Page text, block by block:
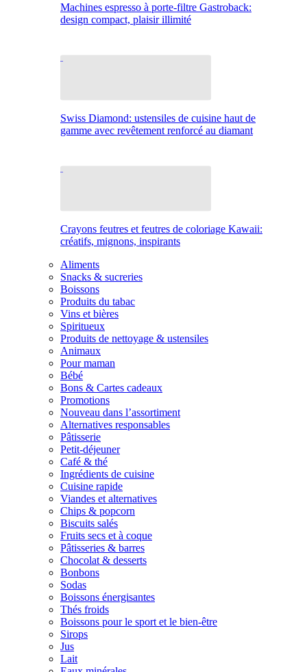
Machines espresso à porte-filtre Gastroback:
design compact, plaisir illimité
Swiss Diamond: ustensiles de cuisine haut de
gamme avec revêtement renforcé au diamant
Crayons feutres et feutres de coloriage Kawaii:
créatifs, mignons, inspirants
Aliments
Snacks & sucreries
Boissons
Produits du tabac
Vins et bières
Spiritueux
Produits de nettoyage & ustensiles
Animaux
Pour maman
Bébé
Bons & Cartes cadeaux
Promotions
Nouveau dans l’assortiment
Alternatives responsables
Pâtisserie
Petit-déjeuner
Café & thé
Ingrédients de cuisine
Cuisine rapide
Viandes et alternatives
Chips & popcorn
Biscuits salés
Fruits secs et à coque
Pâtisseries & barres
Chocolat & desserts
Bonbons
Sodas
Boissons énergisantes
Thés froids
Boissons pour le sport et le bien-être
Sirops
Jus
Lait